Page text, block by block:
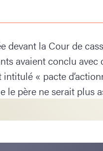
devant la Cour de
avaient conclu avec
« pacte
le père ne serait plus